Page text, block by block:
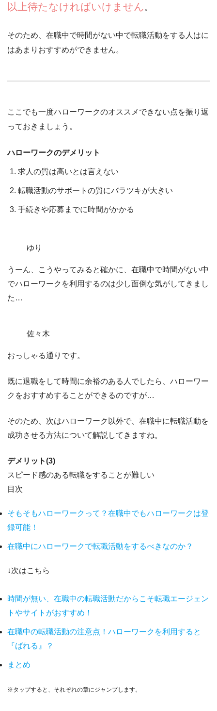
以上待たなければいけません 。
そのため、在職中で時間がない中で転職活動をする人はに
はあまりおすすめができません。
ここでも一度ハローワークのオススメできない点を振り返
っておきましょう。
ハローワークのデメリット
求人の質は高いとは言えない
転職活動のサポートの質にバラツキが大きい
手続きや応募までに時間がかかる
ゆり
うーん、こうやってみると確かに、在職中で時間がない中
でハローワークを利用するのは少し面倒な気がしてきまし
た…
佐々木
おっしゃる通りです。
既に退職をして時間に余裕のある人でしたら、ハローワー
クをおすすめすることができるのですが…
そのため、次はハローワーク以外で、在職中に転職活動を
成功させる方法について解説してきますね。
デメリット(3)
スピード感のある転職をすることが難しい
目次
そもそもハローワークって？在職中でもハローワークは登
録可能！
在職中にハローワークで転職活動をするべきなのか？
↓次はこちら
時間が無い、在職中の転職活動だからこそ転職エージェン
トやサイトがおすすめ！
在職中の転職活動の注意点！ハローワークを利用すると
『ばれる』？
まとめ
※タップすると、それぞれの章にジャンプします。